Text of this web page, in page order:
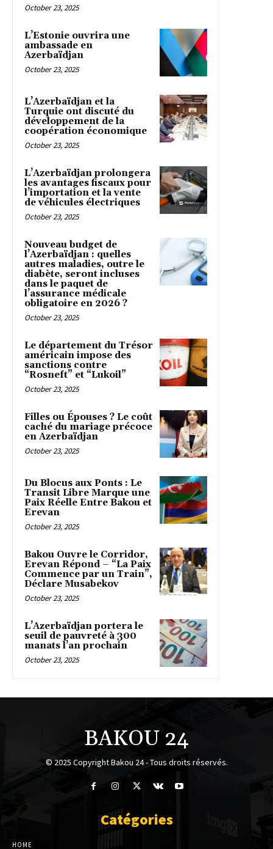
October 23, 2025
L’Estonie ouvrira une
ambassade en
Azerbaïdjan
October 23, 2025
L’Azerbaïdjan et la
Turquie ont discuté du
développement de la
coopération économique
October 23, 2025
L’Azerbaïdjan prolongera
les avantages fiscaux pour
l’importation et la vente
de véhicules électriques
October 23, 2025
Nouveau budget de
l’Azerbaïdjan : quelles
autres maladies, outre le
diabète, seront incluses
dans le paquet de
l’assurance médicale
obligatoire en 2026 ?
October 23, 2025
Le département du Trésor
américain impose des
sanctions contre
“Rosneft” et “Lukoil”
October 23, 2025
Filles ou Épouses ? Le coût
caché du mariage précoce
en Azerbaïdjan
October 23, 2025
Du Blocus aux Ponts : Le
Transit Libre Marque une
Paix Réelle Entre Bakou et
Erevan
October 23, 2025
Bakou Ouvre le Corridor,
Erevan Répond – “La Paix
Commence par un Train”,
Déclare Musabekov
October 23, 2025
L’Azerbaïdjan portera le
seuil de pauvreté à 300
manats l’an prochain
October 23, 2025
BAKOU 24
© 2025 Copyright Bakou 24 - Tous droits réservés.
Catégories
HOME